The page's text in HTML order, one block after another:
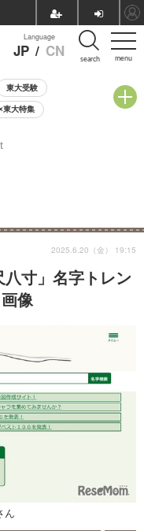
menu
Language
JP / CN search
東大受験
東大特集
会
寸」名字トレン
像
2025.6.20（金） 19:15
ん